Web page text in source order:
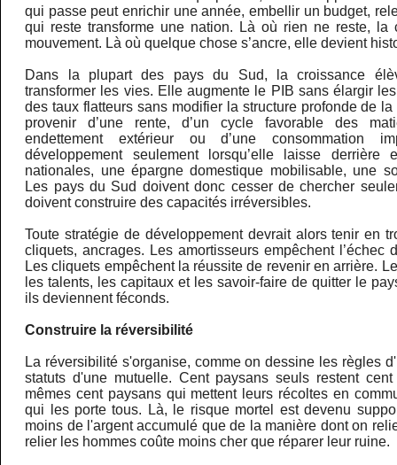
qui passe peut enrichir une année, embellir un budget,
qui reste transforme une nation. Là où rien ne reste, la
mouvement. Là où quelque chose s’ancre, elle devient
Dans la plupart des pays du Sud, la croissance
transformer les vies. Elle augmente le PIB sans élargir
des taux flatteurs sans modifier la structure profonde de
provenir d’une rente, d’un cycle favorable des
endettement extérieur ou d’une consommation
développement seulement lorsqu’elle laisse derrière
nationales, une épargne domestique mobilisable, une
Les pays du Sud doivent donc cesser de chercher
doivent construire des capacités irréversibles.
Toute stratégie de développement devrait alors tenir en
cliquets, ancrages. Les amortisseurs empêchent l’échec
Les cliquets empêchent la réussite de revenir en arrière.
les talents, les capitaux et les savoir-faire de quitter le
ils deviennent féconds.
Construire la réversibilité
La réversibilité s'organise, comme on dessine les règles
statuts d'une mutuelle. Cent paysans seuls restent
mêmes cent paysans qui mettent leurs récoltes en
qui les porte tous. Là, le risque mortel est devenu
moins de l'argent accumulé que de la manière dont on
relier les hommes coûte moins cher que réparer leur ruine.